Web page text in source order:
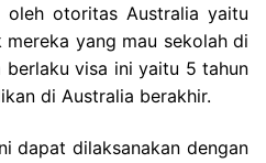
otoritas Australia yaitu
yang mau sekolah di
berlaku visa ini yaitu 5 tahun
di Australia berakhir.
dapat dilaksanakan dengan